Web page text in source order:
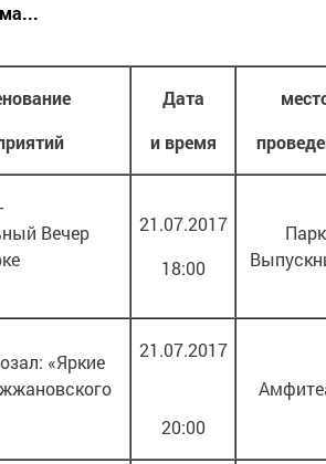
Дата
и время
Вечер
21.07.2017
18:00
Парк
«Яркие
21.07.2017
20:00